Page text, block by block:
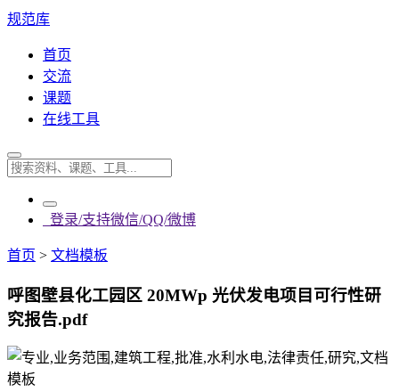
规范库
首页
交流
课题
在线工具
登录/支持微信/QQ/微博
首页 > 文档模板
呼图壁县化工园区 20MWp 光伏发电项目可行性研
究报告.pdf